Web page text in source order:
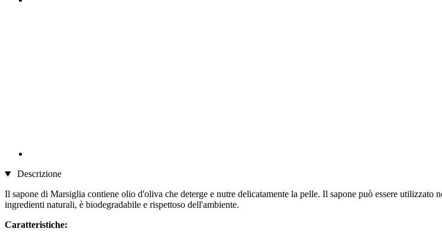
Descrizione
Il sapone di Marsiglia contiene olio d'oliva che deterge e nutre delicatamente la pelle. Il sapone può essere
ingredienti naturali, è biodegradabile e rispettoso dell'ambiente.
Caratteristiche: